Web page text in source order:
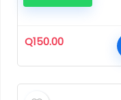
Q150.00